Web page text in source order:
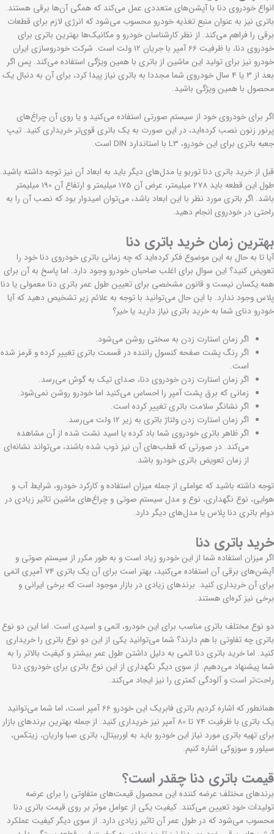
انواع خودروی دنا با آپشن‌های متعددی عمل می‌کند که همگی آن‌ها برقی هستند.
باتری نیز به عنوان منبع تغذیه خودرو محسوب می‌شود که انرژی لازم برای قطعات
برقی را فراهم می‌کند. از نظر کارشناسان خودرو و مکانیک‌ها بهترین باتری برای
خودروی دنا، با ظرفیت 66 آمپر با جریان 12 ولت است. شرکت خودروسازی ایران
خودرو نیز برای تولید این ماشین از باتری با همین ویژگی استفاده می‌کند. پس اگر
بعد از 3 یا 4 سال خودروی شما مجددا به باتری نیاز پیدا کرد، برای آن به دنبال یک
محصول با همین ویژگی باشید.
اگر برای خودروی خود از سیستم صورتی استفاده می‌کنید و یا روی آن چراغ‌های
پرنور زنون نصب کرده‌اید، در این صورت به یک باتری قوی‌تر خریداری کنید. تیپ
جعبه باتری برای این خودرو، L3 با استاندارد DIN است.
قبل از خرید باتری دنا توربو یا مدل‌های دیگر باید به ابعاد آن نیز توجه داشته باشید.
طول این قطعه باید 278 میلیمتر، عرض آن 175 میلیمتر و ارتفاع آن 190 میلیمتر
باشد. اگر باتری مورد نظر با این ابعاد باشد، می‌توان امیدوار بود که نصب آن را به
راحتی در خودروی انجام دهید.
بهترین زمان خرید باتری دنا
آیا تا به حال به این موضوع فکر کرده‌اید که چه زمانی باتری خودروی دنا خود را
تعویض کنید؟ این سوال برای اغلب صاحبان خودرو وجود دارد. اما پاسخ به آن برای
همه یکسان نیست و قانون مشخصی برای تعیین طول عمر باتری دنا معمولی یا دنا
پلاس وجود ندارد. با این حال می‌توانید با توجه به علائم زیر تشخیص دهید که آیا
خودرو دنای شما به خرید باتری نیاز دارید یا خیر؟
اگر زمان استارت زدن به سختی روشن می‌شود.
اگر رنگ پشت صفحه کنسول راننده در قسمت باتری تغییر کرده و قرمز شده
است.
اگر زمان استارت زدن خودروی دنا، صدای تیک به گوش می‌رسد.
زمانی که برق پشت آمپر را احساس می‌کنید اما خودرو روشن نمی‌شود.
اگر نشانگر سلامت باتری تغییر کرده است.
اگر زمان استارت زدن ولتاژ باتری به زیر 12 ولت می‌رسد.
اگر ظاهر باتری خودروی شما باد کرده یا اسید نشت شده از آن مشاهده
می‌کند. در صورتی که قطب‌های آن نیز ذوب شده باشند، می‌تواند نشانه‌ای
از زمان تعویض باتری خودرو باشد.
توجه داشته باشید که عواملی از جمله میزان استفاده و کارکرد خودرو، شرایط آب و
هوایی، نوع نگهداری، نوع و مدل سیستم صوتی و چراغ‌های ماشین تاثیر زیادی در
دوام باتری دنا پلاس یا مدل‌های دیگر دارد.
خرید باتری دنا
اگر میزان استفاده شما از این خودرو زیاد است و به طور مکرر از سیستم صوتی و
آپشن‌های برقی آن استفاده می‌کنید، بهتر است برای آن یک باتری 74 آمپری اتمی
برای آن خریداری کنید. برندهای زیادی در بازار موجود است که برخی ایرانی و
برخی نیز کره‌ای هستند.
دو نوع مختلف باتری مناسب برای این خودرو، اتمی و اسیدی است. اما این دو نوع
باتری چه تفاوتی با هم دارند؟ شما می‌توانید یکی از این دو نوع باتری را خریداری
کنید. اما خرید باتری دنا اتمی به دلیل داشتن طول عمر بیشتر و کیفیت بالاتر را به
شما پیشنهاد می‌دهیم. از سوی دیگر نگهداری از این نوع باتری برای خودروی دنا
راحت‌تر است و آلودگی کمتری را نیز ایجاد می‌کند.
همانطور که اشاره کردیم باتری فابریک این خودرو 66 آمپر است، اما شما می‌توانید
یک باتری با ظرفیت 74 تا 80 آمپر نیز خریداری کنید. از جمله بهترین برندهای بازار
برای تهیه باتری مورد نیاز این خودرو باید به اوربیتال، باتری صبا واریان، زیتکس،
سیلور و سوزوکی اشاره کنیم.
قیمت باتری دنا چقدر است؟
برندهای مختلف عرضه کننده این محصول قیمت‌های متفاوتی را برای عرضه
تولیدات خود تعیین می‌کنند. کیفیت یکی از عوامل موثر بر روی قیمت باتری دنا
محسوب می‌شود که در طول عمر آن تاثیر زیادی دارد. از سوی دیگر کیفیت عملکرد